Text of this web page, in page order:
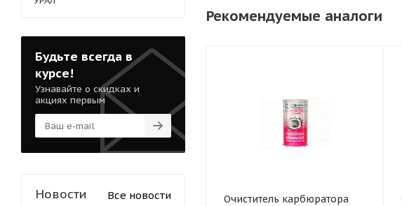
Рекомендуемые аналоги
Очиститель карбюратора
Будьте всегда в
курсе!
Узнавайте о скидках и
акциях первым
Новости Все новости